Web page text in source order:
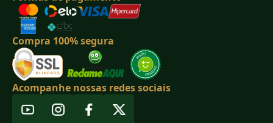
Compra 100% segura
Acompanhe nossas redes sociais